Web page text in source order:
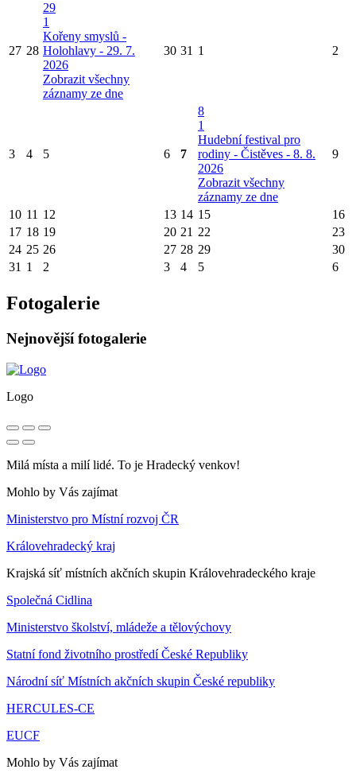
27 28
29
1
Kořeny smyslů -
Holohlavy - 29. 7.
2026
Zobrazit všechny
záznamy ze dne
30 31 1 2
3 4 5 6 7
8
1
Hudební festival pro
rodiny - Čistěves - 8. 8.
2026
Zobrazit všechny
záznamy ze dne
9
10 11 12 13 14 15
16
17 18 19 20 21 22
23
24 25 26 27 28 29
30
31 1 2 3 4 5 6
Fotogalerie
Nejnovější fotogalerie
Logo
Milá místa a milí lidé. To je Hradecký venkov!
Mohlo by Vás zajímat
Ministerstvo pro Místní rozvoj ČR
Královehradecký kraj
Krajská síť místních akčních skupin Královehradeckého kraje
Společná Cidlina
Ministerstvo školství, mládeže a tělovýchovy
Statní fond životního prostředí České Republiky
Národní síť Místních akčních skupin České republiky
HERCULES-CE
EUCF
Mohlo by Vás zajímat